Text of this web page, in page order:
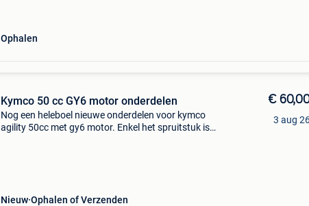
Ophalen
Kymco 50 cc GY6 motor onderdelen
Nog een heleboel nieuwe onderdelen voor kymco
agility 50cc met gy6 motor. Enkel het spruitstuk is
Nieuw Ophalen of Verzenden
€
3 aug